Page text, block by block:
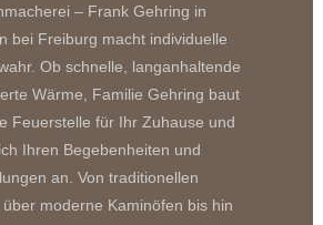
– Frank Gehring in
bei Freiburg macht individuelle
Ob schnelle, langanhaltende
Wärme, Familie Gehring baut
Feuerstelle für Ihr Zuhause und
Ihren Begebenheiten und
an. Von traditionellen
moderne Kaminöfen bis hin